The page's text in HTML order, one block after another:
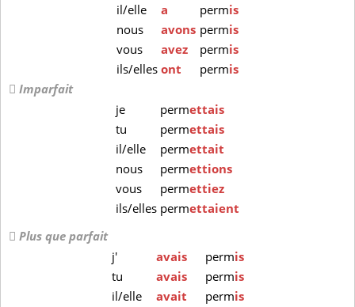
il/elle
a permis
nous
avons permis
vous
avez permis
ils/ellesont permis
Imparfait
je
permettais
tu
permettais
il/elle
permettait
nous
permettions
vous
permettiez
ils/elles permettaient
Plus que parfait
j'
avais permis
tu
avais permis
il/elle
avait permis